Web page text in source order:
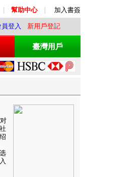
幫助中心 加入書簽
員登入 新用戶登記
臺灣用戶